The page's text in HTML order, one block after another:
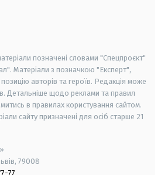
позначені словами "Спецпроєкт"
Матеріали з позначкою "Експерт",
авторів та героїв. Редакція може
Детальніше щодо реклами та правил
в правилах користування сайтом.
сайту призначені для осіб старше 21
79008
77